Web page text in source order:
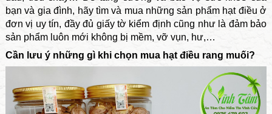
bạn và gia đình, hãy tìm và mua những sản phẩm hạt điều ở
đơn vị uy tín, đầy đủ giấy tờ kiểm định cũng như là đảm bảo
sản phẩm luôn mới không bị mềm, vỡ vụn, hư,…
Cần lưu ý những gì khi chọn mua hạt điều rang muối?